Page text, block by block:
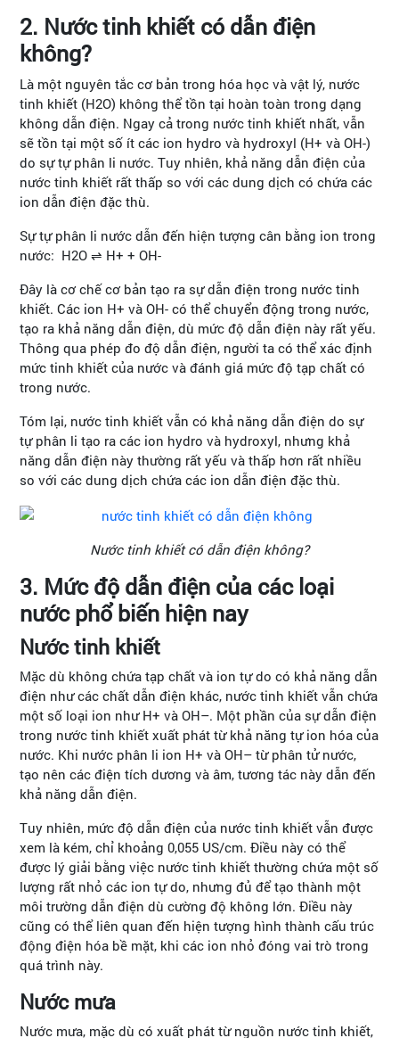
2. Nước tinh khiết có dẫn điện
không?
Là một nguyên tắc cơ bản trong hóa học và vật lý, nước
tinh khiết (H2O) không thể tồn tại hoàn toàn trong dạng
không dẫn điện. Ngay cả trong nước tinh khiết nhất, vẫn
sẽ tồn tại một số ít các ion hydro và hydroxyl (H+ và OH-)
do sự tự phân li nước. Tuy nhiên, khả năng dẫn điện của
nước tinh khiết rất thấp so với các dung dịch có chứa các
ion dẫn điện đặc thù.
Sự tự phân li nước dẫn đến hiện tượng cân bằng ion trong
nước: H2O ⇌ H+ + OH-
Đây là cơ chế cơ bản tạo ra sự dẫn điện trong nước tinh
khiết. Các ion H+ và OH- có thể chuyển động trong nước,
tạo ra khả năng dẫn điện, dù mức độ dẫn điện này rất yếu.
Thông qua phép đo độ dẫn điện, người ta có thể xác định
mức tinh khiết của nước và đánh giá mức độ tạp chất có
trong nước.
Tóm lại, nước tinh khiết vẫn có khả năng dẫn điện do sự
tự phân li tạo ra các ion hydro và hydroxyl, nhưng khả
năng dẫn điện này thường rất yếu và thấp hơn rất nhiều
so với các dung dịch chứa các ion dẫn điện đặc thù.
Nước tinh khiết có dẫn điện không?
3. Mức độ dẫn điện của các loại
nước phổ biến hiện nay
Nước tinh khiết
Mặc dù không chứa tạp chất và ion tự do có khả năng dẫn
điện như các chất dẫn điện khác, nước tinh khiết vẫn chứa
một số loại ion như H+ và OH–. Một phần của sự dẫn điện
trong nước tinh khiết xuất phát từ khả năng tự ion hóa của
nước. Khi nước phân li ion H+ và OH– từ phân tử nước,
tạo nên các điện tích dương và âm, tương tác này dẫn đến
khả năng dẫn điện.
Tuy nhiên, mức độ dẫn điện của nước tinh khiết vẫn được
xem là kém, chỉ khoảng 0,055 US/cm. Điều này có thể
được lý giải bằng việc nước tinh khiết thường chứa một số
lượng rất nhỏ các ion tự do, nhưng đủ để tạo thành một
môi trường dẫn điện dù cường độ không lớn. Điều này
cũng có thể liên quan đến hiện tượng hình thành cấu trúc
động điện hóa bề mặt, khi các ion nhỏ đóng vai trò trong
quá trình này.
Nước mưa
Nước mưa, mặc dù có xuất phát từ nguồn nước tinh khiết,